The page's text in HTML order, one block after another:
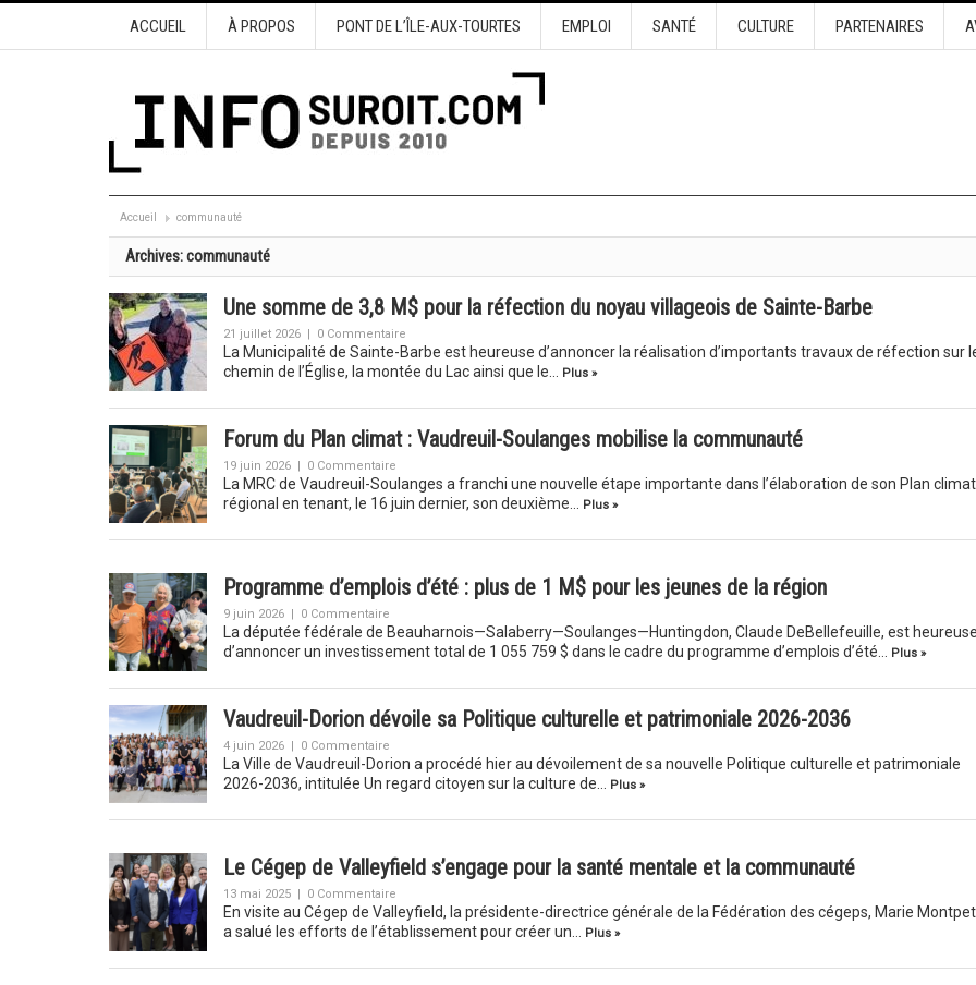
ACCUEIL À PROPOS PONT DE L’ÎLE-AUX-TOURTES EMPLOI SANTÉ CULTURE PARTENAIRES
Accueil communauté
Archives:communauté
Une somme de 3,8 M$ pour la réfection du noyau villageois de Sainte-Barbe
21 juillet 2026 | 0 Commentaire
La Municipalité de Sainte-Barbe est heureuse d’annoncer la réalisation d’importants travaux de réfection sur
chemin de l’Église, la montée du Lac ainsi que le…
Plus »
Forum du Plan climat : Vaudreuil-Soulanges mobilise la communauté
19 juin 2026 | 0 Commentaire
La MRC de Vaudreuil-Soulanges a franchi une nouvelle étape importante dans l’élaboration de son Plan climat
régional en tenant, le 16 juin dernier, son deuxième…
Plus »
Programme d’emplois d’été : plus de 1 M$ pour les jeunes de la région
9 juin 2026 | 0 Commentaire
La députée fédérale de Beauharnois—Salaberry—Soulanges—Huntingdon, Claude DeBellefeuille, est
d’annoncer un investissement total de 1 055 759 $ dans le cadre du programme d’emplois d’été…
Plus »
Vaudreuil-Dorion dévoile sa Politique culturelle et patrimoniale 2026-2036
4 juin 2026 | 0 Commentaire
La Ville de Vaudreuil-Dorion a procédé hier au dévoilement de sa nouvelle Politique culturelle et patrimoniale
2026-2036, intitulée Un regard citoyen sur la culture de…
Plus »
Le Cégep de Valleyfield s’engage pour la santé mentale et la communauté
13 mai 2025 | 0 Commentaire
En visite au Cégep de Valleyfield, la présidente-directrice générale de la Fédération des cégeps, Marie
a salué les efforts de l’établissement pour créer un…
Plus »